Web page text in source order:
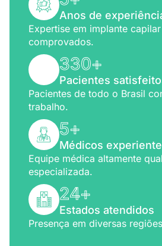
Anos de
Expertise em implante
comprovados.
330+
Pacientes
Pacientes de todo o Brasil
trabalho.
5+
Médicos
Equipe médica altamente
especializada.
24+
Estados atendidos
Presença em diversas